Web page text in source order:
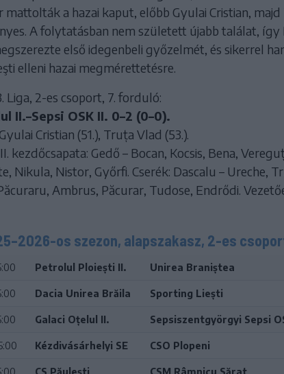
mattolták a hazai kaput, előbb Gyulai Cristian,
A folytatásban nem született újabb találat, így
első idegenbeli győzelmét, és sikerrel
elleni hazai megmérettetésre.
Liga, 2-es csoport, 7. forduló:
II.–Sepsi OSK II. 0–2 (0–0).
Cristian (51.), Truța Vlad (53.).
kezdőcsapata: Gedő – Bocan, Kocsis, Bena,
Nikula, Nistor, Győrfi. Cserék: Dascalu – Ureche,
Ambrus, Păcurar, Tudose, Endrődi.
os szezon, alapszakasz, 2-es
Petrolul Ploiești II. Unirea Braniștea
Dacia Unirea Brăila Sporting Liești
Galaci Oțelul II. Sepsiszentgyörgyi Sepsi
Kézdivásárhelyi SE CSO Plopeni